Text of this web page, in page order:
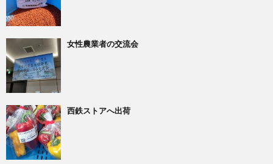
女性農業者の交流会
西鉄ストアへ出荷